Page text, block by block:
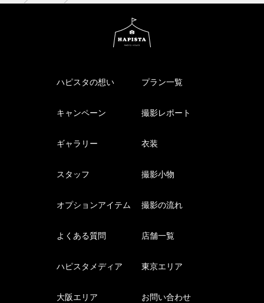
ハピスタの想い プラン一覧
キャンペーン 撮影レポート
ギャラリー 衣装
スタッフ 撮影小物
オプションアイテム 撮影の流れ
よくある質問 店舗一覧
ハピスタメディア 東京エリア
大阪エリア お問い合わせ